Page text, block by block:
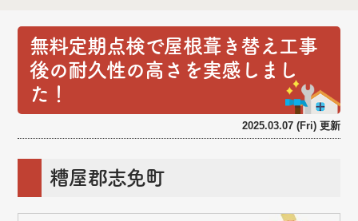
無料定期点検で屋根葺き替え工事
後の耐久性の高さを実感しまし
た！
2025.03.07 (Fri) 更新
糟屋郡志免町